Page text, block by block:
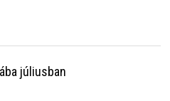
júliusban